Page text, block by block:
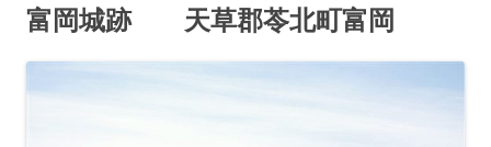
ス
キ
プ
富岡城跡 天草郡苓北町富岡